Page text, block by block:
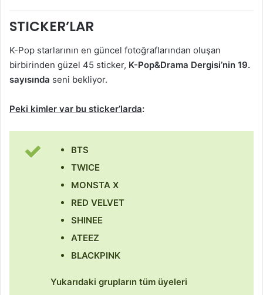
STICKER’LAR
K-Pop starlarının en güncel fotoğraflarından oluşan
birbirinden güzel 45 sticker, K-Pop&Drama Dergisi’nin 19.
sayısında seni bekliyor.
Peki kimler var bu sticker’larda:
BTS
TWICE
MONSTA X
RED VELVET
SHINEE
ATEEZ
BLACKPINK
Yukarıdaki grupların tüm üyeleri